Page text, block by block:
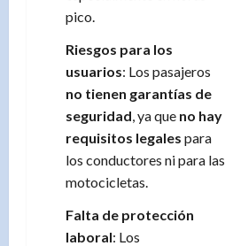
pico.
Riesgos para los
usuarios: Los pasajeros
no tienen garantías de
seguridad , ya que no hay
requisitos legales para
los conductores ni para las
motocicletas.
Falta de protección
laboral: Los